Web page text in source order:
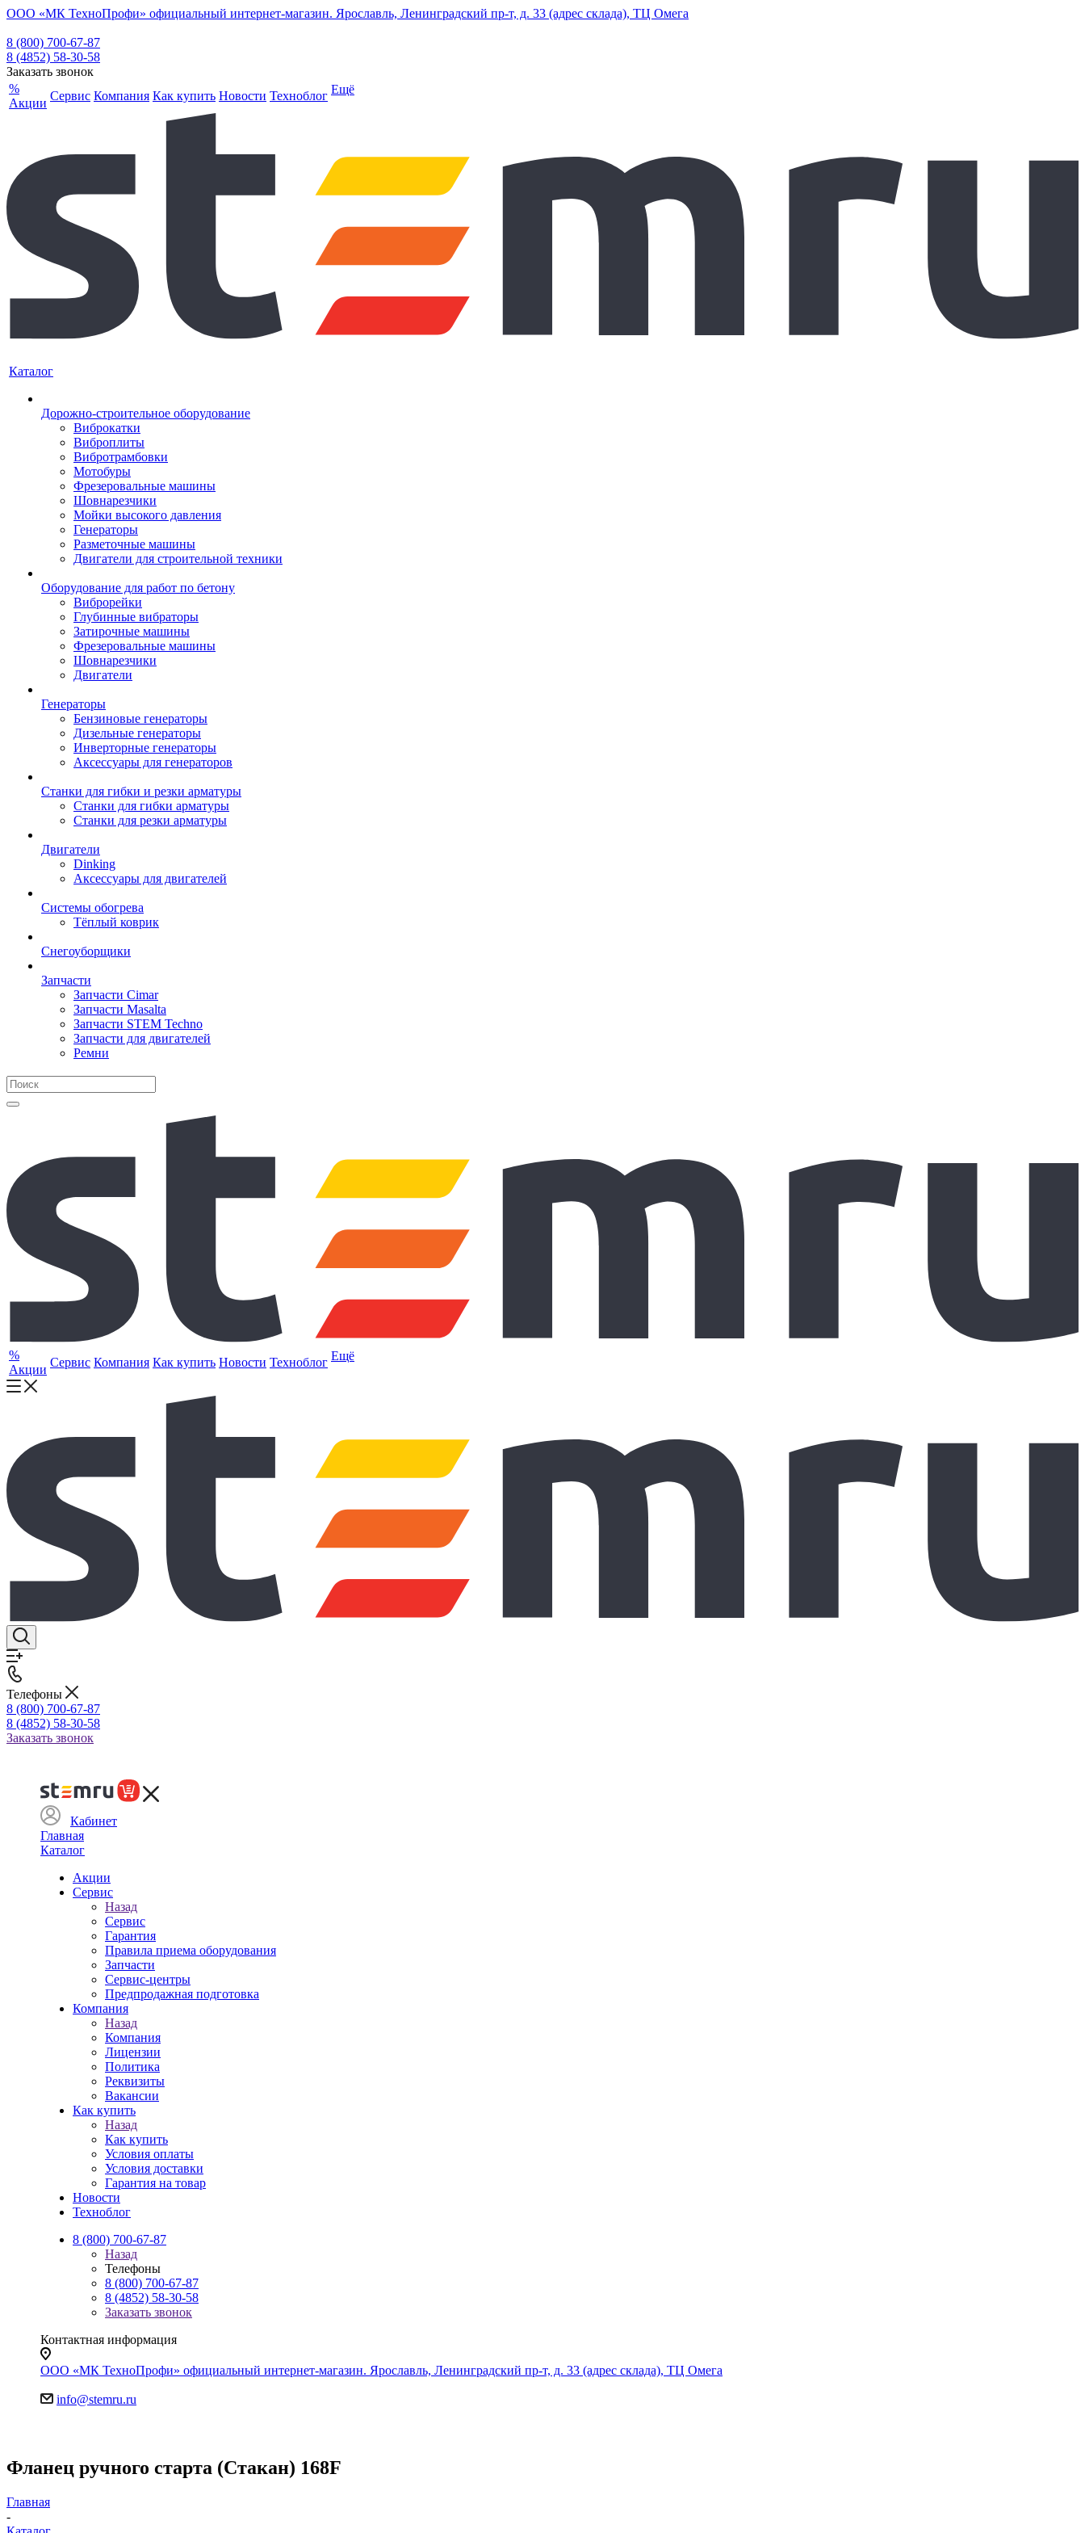
ООО «МК ТехноПрофи» официальный интернет-магазин. Ярославль, Ленинградский пр-т, д. 33 (адрес склада), ТЦ Омега
8 (800) 700-67-87
8 (4852) 58-30-58
Заказать звонок
%
Акции
Сервис Компания Как купить Новости Техноблог Ещё
Каталог
Дорожно-строительное оборудование
Виброкатки
Виброплиты
Вибротрамбовки
Мотобуры
Фрезеровальные машины
Шовнарезчики
Мойки высокого давления
Генераторы
Разметочные машины
Двигатели для строительной техники
Оборудование для работ по бетону
Виброрейки
Глубинные вибраторы
Затирочные машины
Фрезеровальные машины
Шовнарезчики
Двигатели
Генераторы
Бензиновые генераторы
Дизельные генераторы
Инверторные генераторы
Аксессуары для генераторов
Станки для гибки и резки арматуры
Станки для гибки арматуры
Станки для резки арматуры
Двигатели
Dinking
Аксессуары для двигателей
Системы обогрева
Тёплый коврик
Снегоуборщики
Запчасти
Запчасти Cimar
Запчасти Masalta
Запчасти STEM Techno
Запчасти для двигателей
Ремни
%
Акции
Сервис Компания Как купить Новости Техноблог Ещё
Телефоны
8 (800) 700-67-87
8 (4852) 58-30-58
Заказать звонок
Кабинет
Главная
Каталог
Акции
Сервис
Назад
Сервис
Гарантия
Правила приема оборудования
Запчасти
Сервис-центры
Предпродажная подготовка
Компания
Назад
Компания
Лицензии
Политика
Реквизиты
Вакансии
Как купить
Назад
Как купить
Условия оплаты
Условия доставки
Гарантия на товар
Новости
Техноблог
8 (800) 700-67-87
Назад
Телефоны
8 (800) 700-67-87
8 (4852) 58-30-58
Заказать звонок
Контактная информация
ООО «МК ТехноПрофи» официальный интернет-магазин. Ярославль, Ленинградский пр-т, д. 33 (адрес склада), ТЦ Омега
info@stemru.ru
Фланец ручного старта (Стакан) 168F
Главная
-